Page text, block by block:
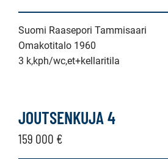
Suomi Raasepori Tammisaari
Omakotitalo 1960
3 k,kph/wc,et+kellaritila
JOUTSENKUJA 4
159 000 €